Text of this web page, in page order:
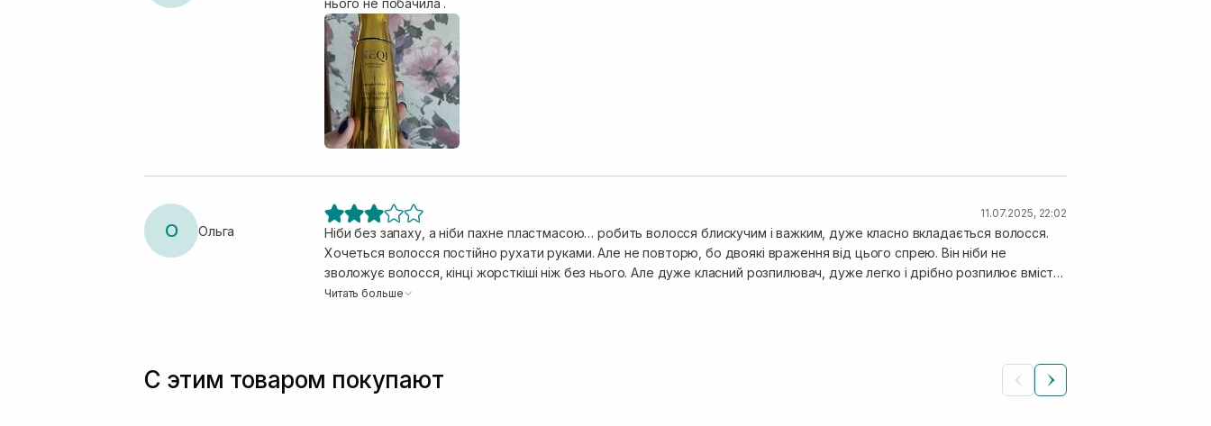
нього не побачила .
О Ольга
11.07.2025, 22:02
Ніби без запаху, а ніби пахне пластмасою… робить волосся блискучим і важким, дуже класно вкладається волосся.
Хочеться волосся постійно рухати руками. Але не повторю, бо двоякі враження від цього спрею. Він ніби не
зволожує волосся, кінці жорсткіші ніж без нього. Але дуже класний розпилювач, дуже легко і дрібно розпилює вміст
на волосся. Перелию в цю баночку якийсь інший спрей…)
Читать больше
С этим товаром покупают